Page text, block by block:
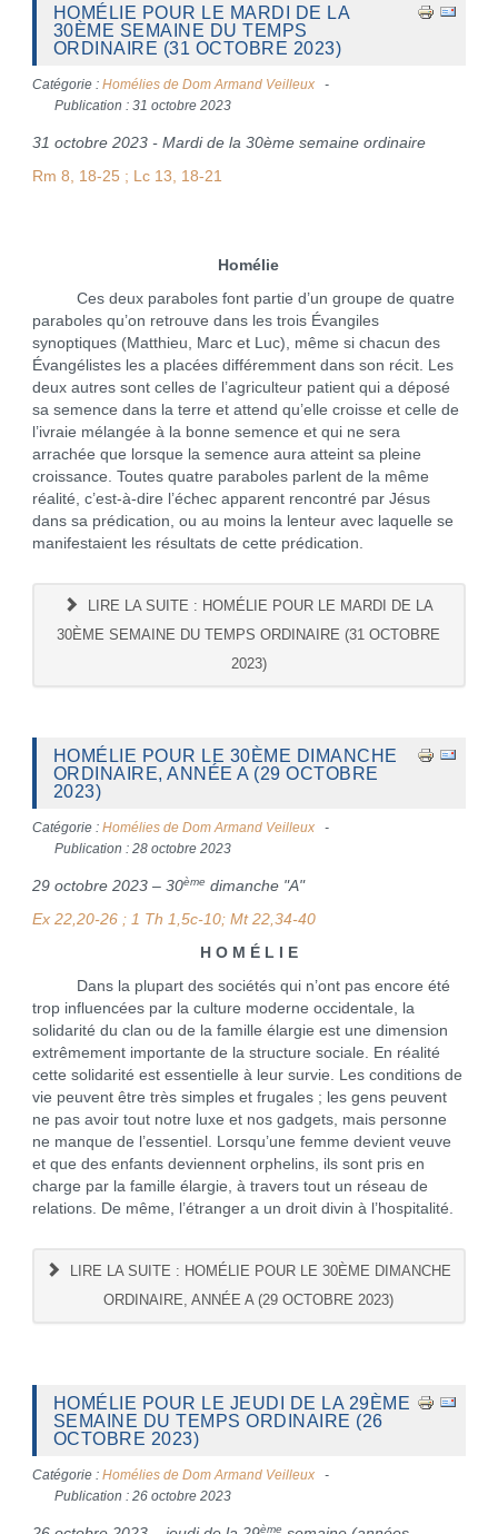
HOMÉLIE POUR LE MARDI DE LA
30ÈME SEMAINE DU TEMPS
ORDINAIRE (31 OCTOBRE 2023)
Catégorie : Homélies de Dom Armand Veilleux
Publication : 31 octobre 2023
31 octobre 2023 - Mardi de la 30ème semaine ordinaire
Rm 8, 18-25 ; Lc 13, 18-21
Homélie
Ces deux paraboles font partie d’un groupe de quatre
paraboles qu’on retrouve dans les trois Évangiles
synoptiques (Matthieu, Marc et Luc), même si chacun des
Évangélistes les a placées différemment dans son récit. Les
deux autres sont celles de l’agriculteur patient qui a déposé
sa semence dans la terre et attend qu’elle croisse et celle de
l’ivraie mélangée à la bonne semence et qui ne sera
arrachée que lorsque la semence aura atteint sa pleine
croissance. Toutes quatre paraboles parlent de la même
réalité, c’est-à-dire l’échec apparent rencontré par Jésus
dans sa prédication, ou au moins la lenteur avec laquelle se
manifestaient les résultats de cette prédication.
LIRE LA SUITE : HOMÉLIE POUR LE MARDI DE LA
30ÈME SEMAINE DU TEMPS ORDINAIRE (31 OCTOBRE
2023)
HOMÉLIE POUR LE 30ÈME DIMANCHE
ORDINAIRE, ANNÉE A (29 OCTOBRE
2023)
Catégorie : Homélies de Dom Armand Veilleux
Publication : 28 octobre 2023
29 octobre 2023 – 30ème dimanche "A"
Ex 22,20-26 ; 1 Th 1,5c-10; Mt 22,34-40
H O M É L I E
Dans la plupart des sociétés qui n’ont pas encore été
trop influencées par la culture moderne occidentale, la
solidarité du clan ou de la famille élargie est une dimension
extrêmement importante de la structure sociale. En réalité
cette solidarité est essentielle à leur survie. Les conditions de
vie peuvent être très simples et frugales ; les gens peuvent
ne pas avoir tout notre luxe et nos gadgets, mais personne
ne manque de l’essentiel. Lorsqu’une femme devient veuve
et que des enfants deviennent orphelins, ils sont pris en
charge par la famille élargie, à travers tout un réseau de
relations. De même, l’étranger a un droit divin à l’hospitalité.
LIRE LA SUITE : HOMÉLIE POUR LE 30ÈME DIMANCHE
ORDINAIRE, ANNÉE A (29 OCTOBRE 2023)
HOMÉLIE POUR LE JEUDI DE LA 29ÈME
SEMAINE DU TEMPS ORDINAIRE (26
OCTOBRE 2023)
Catégorie : Homélies de Dom Armand Veilleux
Publication : 26 octobre 2023
ème